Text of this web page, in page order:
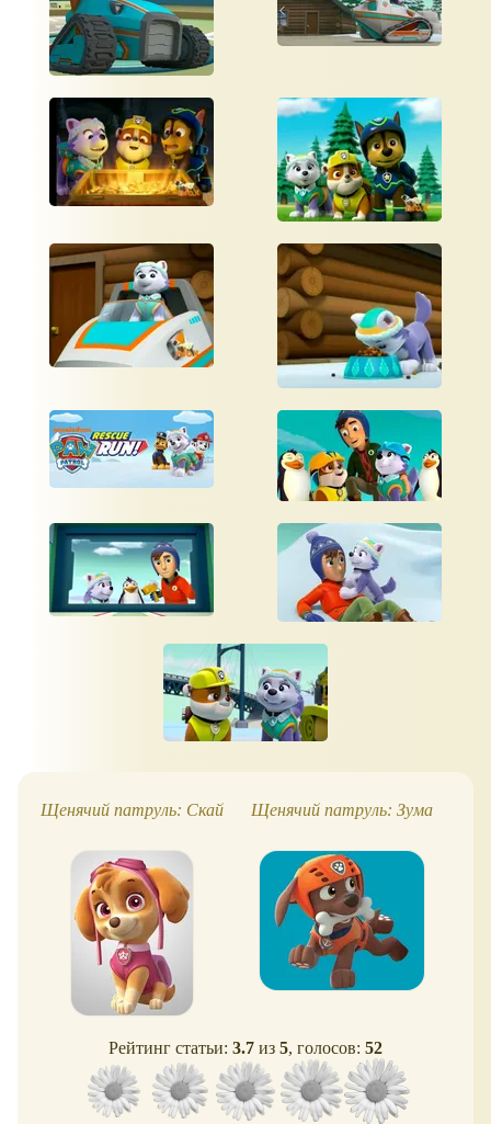
Щенячий патруль: Скай Щенячий патруль: Зума
Рейтинг статьи: 3.7 из 5, голосов: 52